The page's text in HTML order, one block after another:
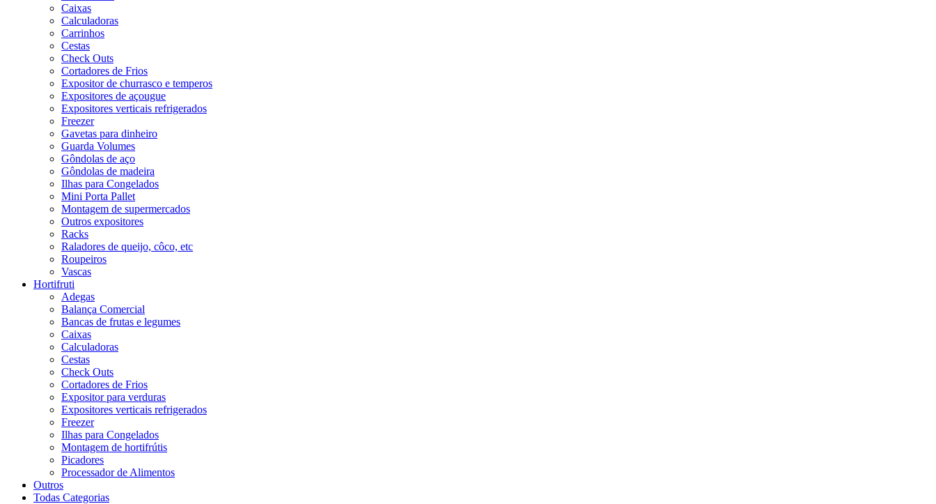
Caixas
Calculadoras
Carrinhos
Cestas
Check Outs
Cortadores de Frios
Expositor de churrasco e temperos
Expositores de açougue
Expositores verticais refrigerados
Freezer
Gavetas para dinheiro
Guarda Volumes
Gôndolas de aço
Gôndolas de madeira
Ilhas para Congelados
Mini Porta Pallet
Montagem de supermercados
Outros expositores
Racks
Raladores de queijo, côco, etc
Roupeiros
Vascas
Hortifruti
Adegas
Balança Comercial
Bancas de frutas e legumes
Caixas
Calculadoras
Cestas
Check Outs
Cortadores de Frios
Expositor para verduras
Expositores verticais refrigerados
Freezer
Ilhas para Congelados
Montagem de hortifrútis
Picadores
Processador de Alimentos
Outros
Todas Categorias